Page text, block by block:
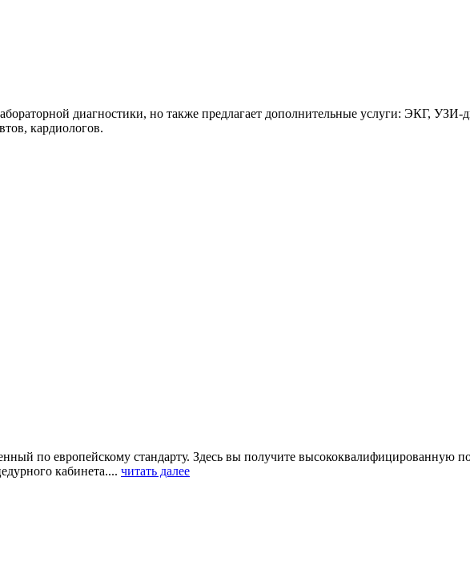
диагностики, но также предлагает дополнительные услуги: ЭКГ, УЗИ-
кардиологов.
по европейскому стандарту. Здесь вы получите высококвалифицированную
кабинета.... читать далее